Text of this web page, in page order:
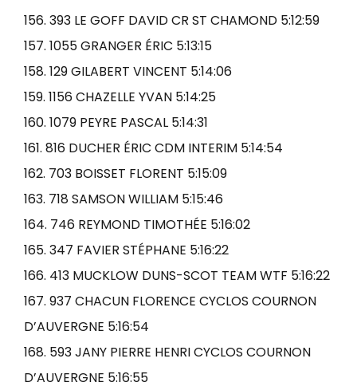
156. 393 LE GOFF DAVID CR ST CHAMOND 5:12:59
157. 1055 GRANGER ÉRIC 5:13:15
158. 129 GILABERT VINCENT 5:14:06
159. 1156 CHAZELLE YVAN 5:14:25
160. 1079 PEYRE PASCAL 5:14:31
161. 816 DUCHER ÉRIC CDM INTERIM 5:14:54
162. 703 BOISSET FLORENT 5:15:09
163. 718 SAMSON WILLIAM 5:15:46
164. 746 REYMOND TIMOTHÉE 5:16:02
165. 347 FAVIER STÉPHANE 5:16:22
166. 413 MUCKLOW DUNS-SCOT TEAM WTF 5:16:22
167. 937 CHACUN FLORENCE CYCLOS COURNON
D’AUVERGNE 5:16:54
168. 593 JANY PIERRE HENRI CYCLOS COURNON
D’AUVERGNE 5:16:55